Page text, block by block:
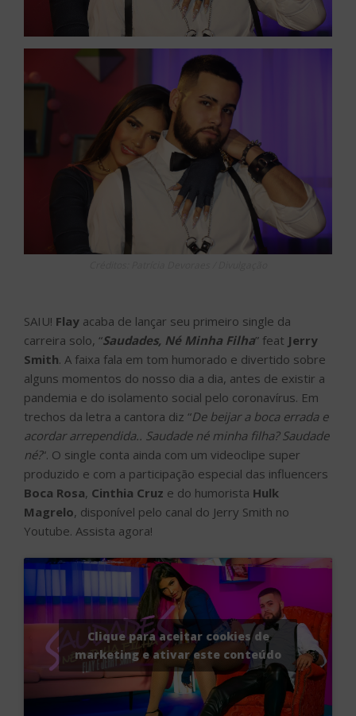
SAIU! Flay acaba de lançar seu primeiro single da
carreira solo, “Saudades, Né Minha Filha” feat Jerry
Smith. A faixa fala em tom humorado e divertido sobre
alguns momentos do nosso dia a dia, antes de existir a
pandemia e do isolamento social pelo coronavírus. Em
trechos da letra a cantora diz “De beijar a boca errada e
acordar arrependida.. Saudade né minha filha? Saudade
né?“. O single conta ainda com um videoclipe super
produzido e com a participação especial das influencers
Boca Rosa, Cinthia Cruz e do humorista Hulk
Magrelo, disponível pelo canal do Jerry Smith no
Youtube. Assista agora!
Clique para aceitar cookies de
marketing e ativar este conteúdo